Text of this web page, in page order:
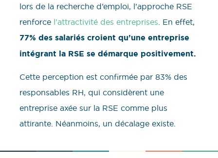
lors de la recherche d’emploi, l’approche RSE
renforce l’attractivité des entreprises. En effet,
77% des salariés croient qu’une entreprise
intégrant la RSE se démarque positivement.
Cette perception est confirmée par 83% des
responsables RH, qui considèrent une
entreprise axée sur la RSE comme plus
attirante. Néanmoins, un décalage existe.